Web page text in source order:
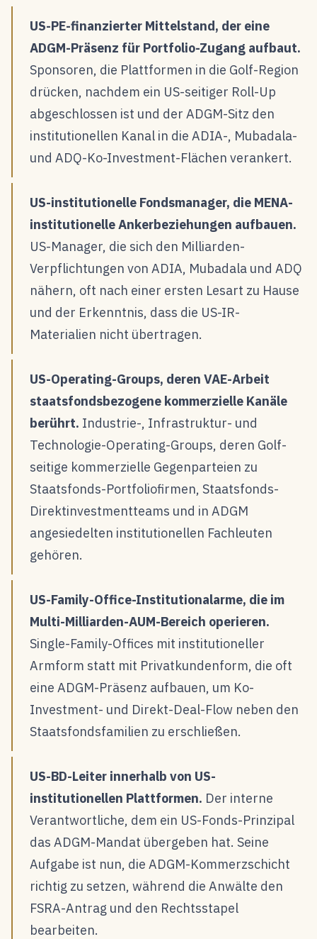
US-PE-finanzierter Mittelstand, der eine
ADGM-Präsenz für Portfolio-Zugang aufbaut.
Sponsoren, die Plattformen in die Golf-Region
drücken, nachdem ein US-seitiger Roll-Up
abgeschlossen ist und der ADGM-Sitz den
institutionellen Kanal in die ADIA-, Mubadala-
und ADQ-Ko-Investment-Flächen verankert.
US-institutionelle Fondsmanager, die MENA-
institutionelle Ankerbeziehungen aufbauen.
US-Manager, die sich den Milliarden-
Verpflichtungen von ADIA, Mubadala und ADQ
nähern, oft nach einer ersten Lesart zu Hause
und der Erkenntnis, dass die US-IR-
Materialien nicht übertragen.
US-Operating-Groups, deren VAE-Arbeit
staatsfondsbezogene kommerzielle Kanäle
berührt. Industrie-, Infrastruktur- und
Technologie-Operating-Groups, deren Golf-
seitige kommerzielle Gegenparteien zu
Staatsfonds-Portfoliofirmen, Staatsfonds-
Direktinvestmentteams und in ADGM
angesiedelten institutionellen Fachleuten
gehören.
US-Family-Office-Institutionalarme, die im
Multi-Milliarden-AUM-Bereich operieren.
Single-Family-Offices mit institutioneller
Armform statt mit Privatkundenform, die oft
eine ADGM-Präsenz aufbauen, um Ko-
Investment- und Direkt-Deal-Flow neben den
Staatsfondsfamilien zu erschließen.
US-BD-Leiter innerhalb von US-
institutionellen Plattformen. Der interne
Verantwortliche, dem ein US-Fonds-Prinzipal
das ADGM-Mandat übergeben hat. Seine
Aufgabe ist nun, die ADGM-Kommerzschicht
richtig zu setzen, während die Anwälte den
FSRA-Antrag und den Rechtsstapel
bearbeiten.